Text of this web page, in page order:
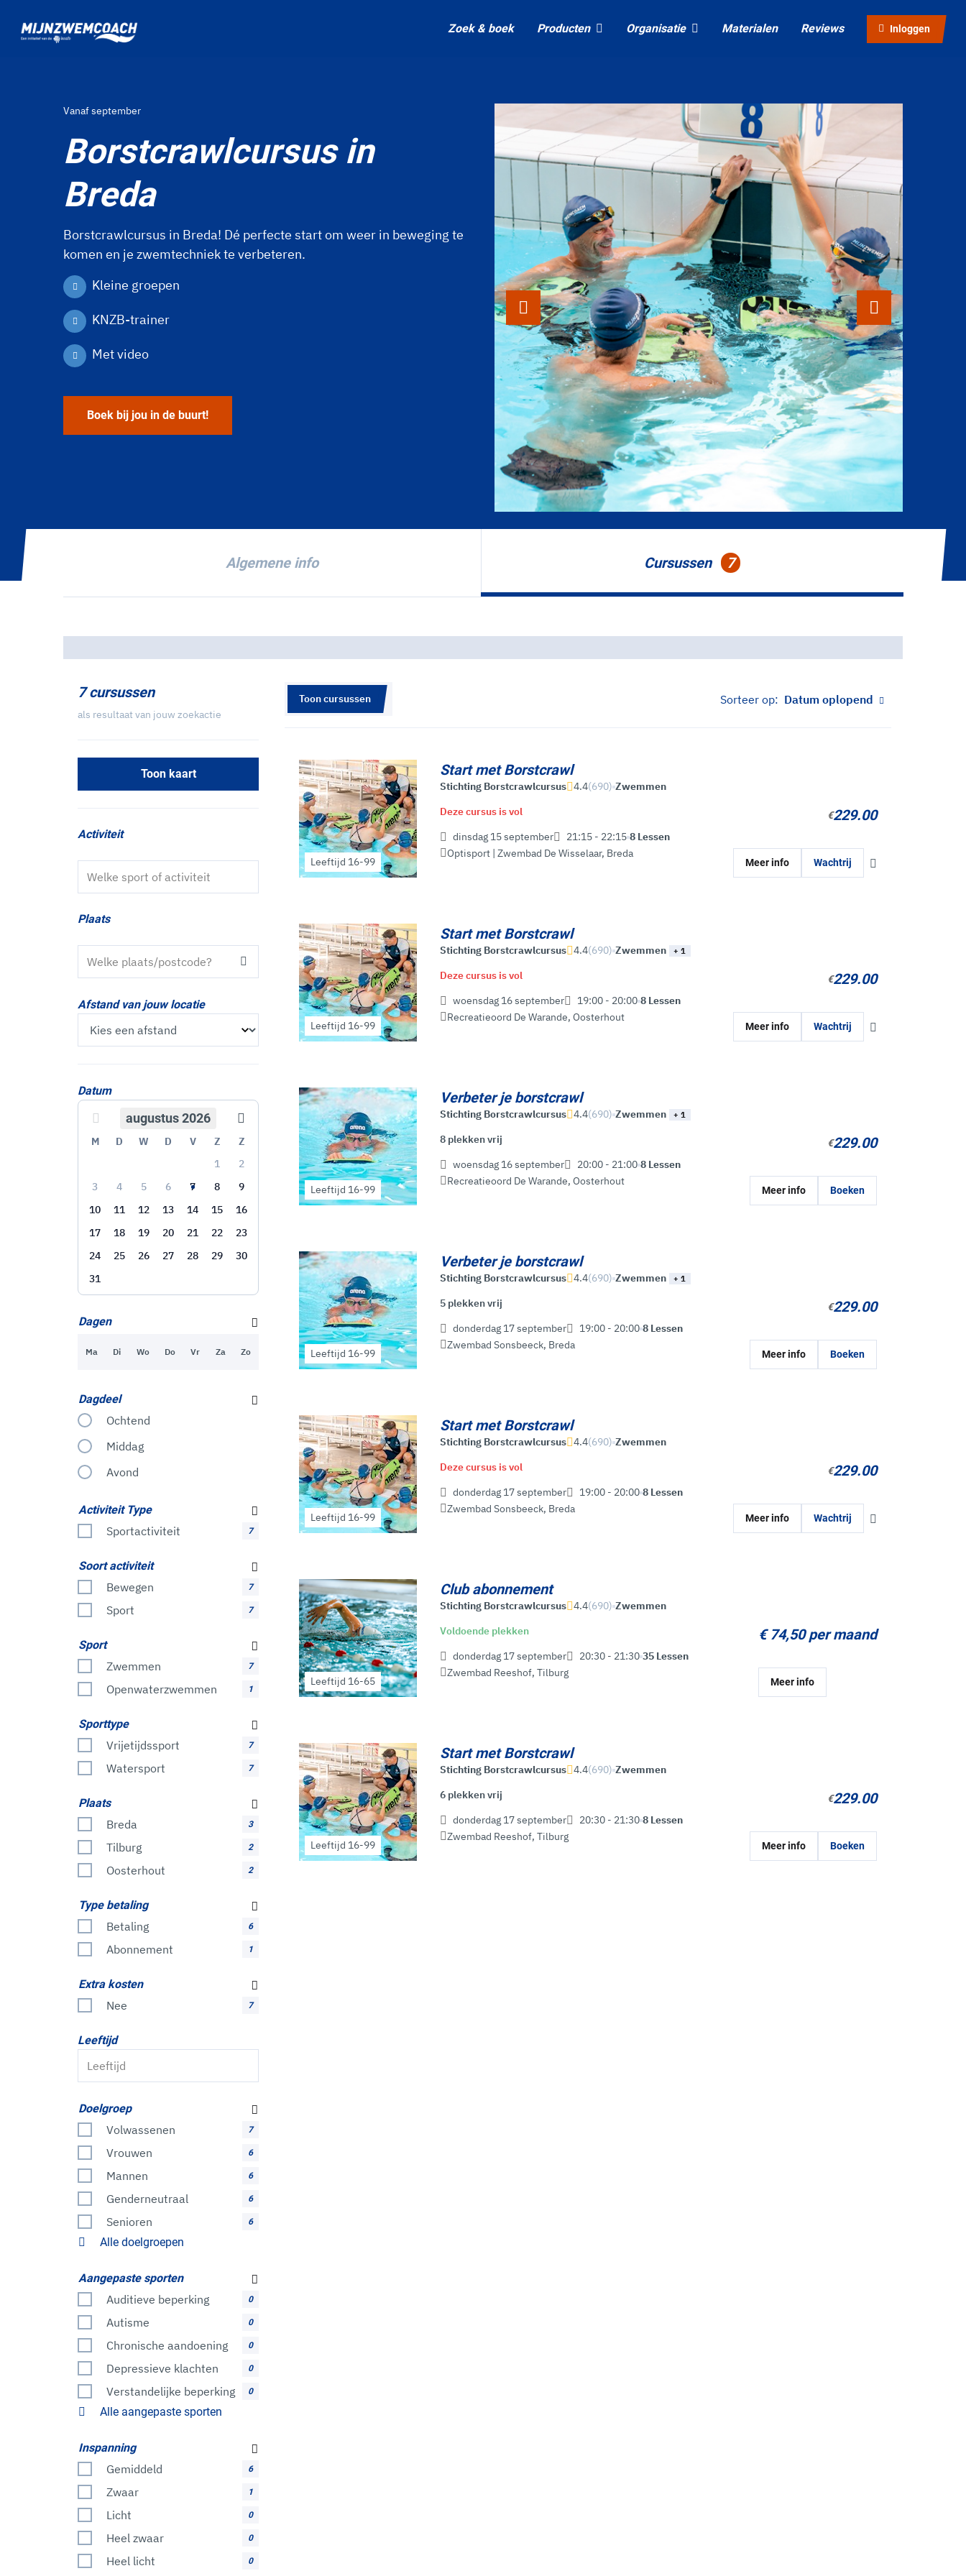
Zoek & boek Producten Organisatie Materialen Reviews Inloggen
Vanaf september
Borstcrawlcursus in
Breda
Borstcrawlcursus in Breda! Dé perfecte start om weer in beweging te
komen en je zwemtechniek te verbeteren.
Kleine groepen
KNZB-trainer
Met video
Boek bij jou in de buurt!
Algemene info Cursussen 7
7 cursussen
als resultaat van jouw zoekactie
Toon kaart
Activiteit
Plaats
Afstand van jouw locatie
Datum
Vorige maand Volgende maand
augustus 2026
M D W D V Z
Z
1
2
3
4 5 6 7 8
9
10
11 12 13 14 15
16
17
18 19 20 21 22
23
24
25 26 27 28 29
30
31
Dagen
Ma Di Wo Do Vr Za Zo
Dagdeel
Ochtend
Middag
Avond
Activiteit Type
Sportactiviteit 7
Soort activiteit
Bewegen 7
Sport 7
Sport
Zwemmen 7
Openwaterzwemmen 1
Sporttype
Vrijetijdssport 7
Watersport 7
Plaats
Breda 3
Tilburg 2
Oosterhout 2
Type betaling
Betaling 6
Abonnement 1
Extra kosten
Nee 7
Leeftijd
Doelgroep
Volwassenen 7
Vrouwen 6
Mannen 6
Genderneutraal 6
Senioren 6
Alle doelgroepen
Aangepaste sporten
Auditieve beperking 0
Autisme 0
Chronische aandoening 0
Depressieve klachten 0
Verstandelijke beperking 0
Alle aangepaste sporten
Inspanning
Gemiddeld 6
Zwaar 1
Licht 0
Heel zwaar 0
Heel licht 0
Toon cursussen Sorteer op: Datum oplopend
Leeftijd 16-99
Start met Borstcrawl
Stichting Borstcrawlcursus 4.4(690) Zwemmen
Deze cursus is vol
dinsdag 15 september
21:15 - 22:15 8 Lessen
Optisport | Zwembad De Wisselaar, Breda
€229.00
Meer info Wachtrij
Leeftijd 16-99
Start met Borstcrawl
Stichting Borstcrawlcursus 4.4(690) Zwemmen + 1
Deze cursus is vol
woensdag 16 september
19:00 - 20:00 8 Lessen
Recreatieoord De Warande, Oosterhout
€229.00
Meer info Wachtrij
Leeftijd 16-99
Verbeter je borstcrawl
Stichting Borstcrawlcursus 4.4(690) Zwemmen + 1
8 plekken vrij
woensdag 16 september
20:00 - 21:00 8 Lessen
Recreatieoord De Warande, Oosterhout
€229.00
Meer info Boeken
Leeftijd 16-99
Verbeter je borstcrawl
Stichting Borstcrawlcursus 4.4(690) Zwemmen + 1
5 plekken vrij
donderdag 17 september
19:00 - 20:00 8 Lessen
Zwembad Sonsbeeck, Breda
€229.00
Meer info Boeken
Leeftijd 16-99
Start met Borstcrawl
Stichting Borstcrawlcursus 4.4(690) Zwemmen
Deze cursus is vol
donderdag 17 september
19:00 - 20:00 8 Lessen
Zwembad Sonsbeeck, Breda
€229.00
Meer info Wachtrij
Leeftijd 16-65
Club abonnement
Stichting Borstcrawlcursus 4.4(690) Zwemmen
Voldoende plekken
donderdag 17 september
20:30 - 21:30 35 Lessen
Zwembad Reeshof, Tilburg
€ 74,50 per maand
Meer info
Leeftijd 16-99
Start met Borstcrawl
Stichting Borstcrawlcursus 4.4(690) Zwemmen
6 plekken vrij
donderdag 17 september
20:30 - 21:30 8 Lessen
Zwembad Reeshof, Tilburg
€229.00
Meer info Boeken